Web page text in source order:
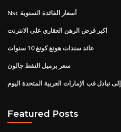
Nsc أسعار الفائدة السنوية
اكبر قرض الرهن العقاري على الانترنت
عائد سندات هونغ كونغ 10 سنوات
سعر برميل النفط جالون
إلى تبادل فب الإمارات العربية المتحدة اليوم
Featured Posts